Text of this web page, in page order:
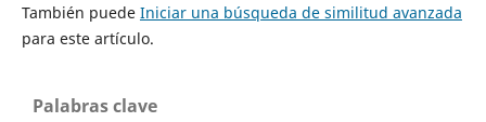
También puede Iniciar una búsqueda de similitud avanzada
para este artículo.
Palabras clave